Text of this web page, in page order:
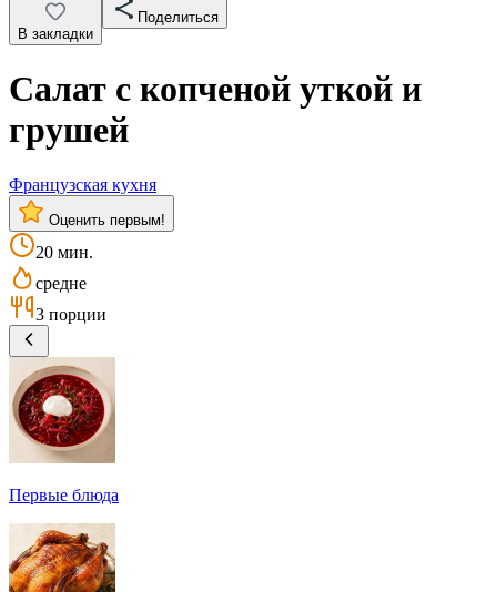
В закладки
Поделиться
Салат с копченой уткой и
грушей
Французская кухня
Оценить первым!
20 мин.
средне
3 порции
Первые блюда